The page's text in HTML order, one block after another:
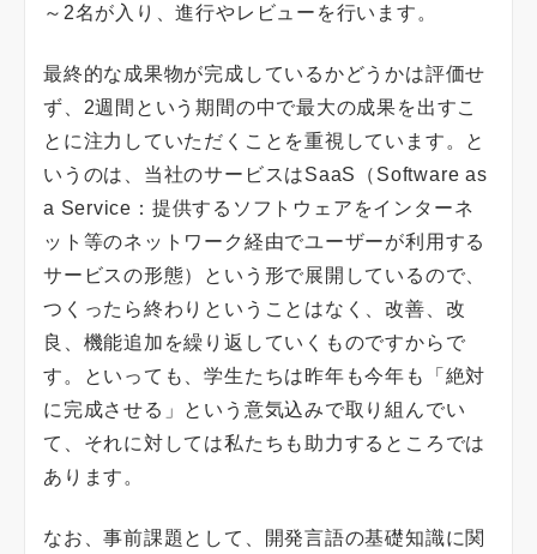
～2名が入り、進行やレビューを行います。
最終的な成果物が完成しているかどうかは評価せ
ず、2週間という期間の中で最大の成果を出すこ
とに注力していただくことを重視しています。と
いうのは、当社のサービスはSaaS（Software as
a Service：提供するソフトウェアをインターネ
ット等のネットワーク経由でユーザーが利用する
サービスの形態）という形で展開しているので、
つくったら終わりということはなく、改善、改
良、機能追加を繰り返していくものですからで
す。といっても、学生たちは昨年も今年も「絶対
に完成させる」という意気込みで取り組んでい
て、それに対しては私たちも助力するところでは
あります。
なお、事前課題として、開発言語の基礎知識に関